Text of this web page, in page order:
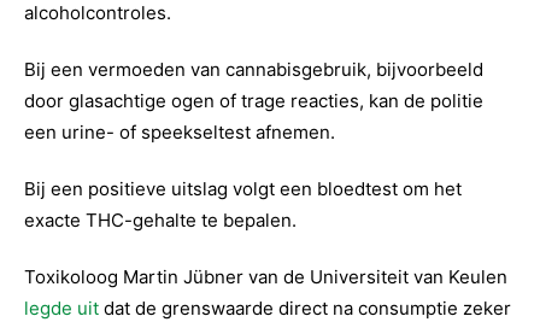
alcoholcontroles.
Bij een vermoeden van cannabisgebruik, bijvoorbeeld
door glasachtige ogen of trage reacties, kan de politie
een urine- of speekseltest afnemen.
Bij een positieve uitslag volgt een bloedtest om het
exacte THC-gehalte te bepalen.
Toxikoloog Martin Jübner van de Universiteit van Keulen
legde uit dat de grenswaarde direct na consumptie zeker